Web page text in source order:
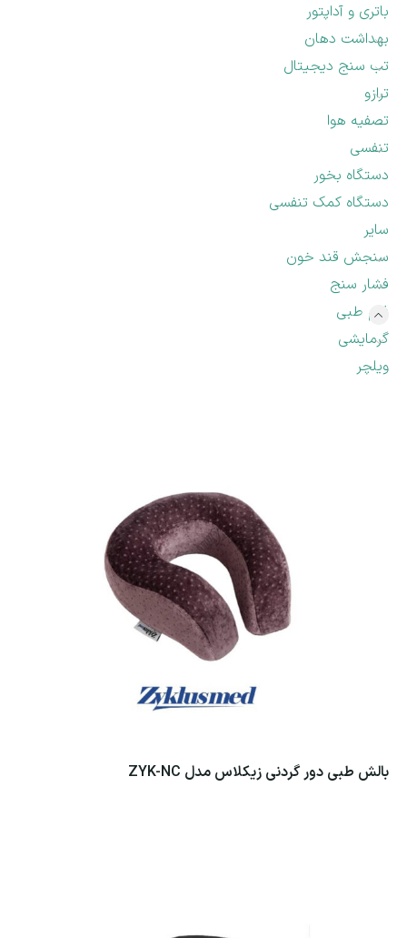
باتری و آداپتور
بهداشت دهان
تب سنج دیجیتال
ترازو
تصفیه هوا
تنفسی
دستگاه بخور
دستگاه کمک تنفسی
سایر
سنجش قند خون
فشار سنج
فوم طبی
گرمایشی
ویلچر
بالش طبی دور گردنی زیکلاس مدل ZYK-NC